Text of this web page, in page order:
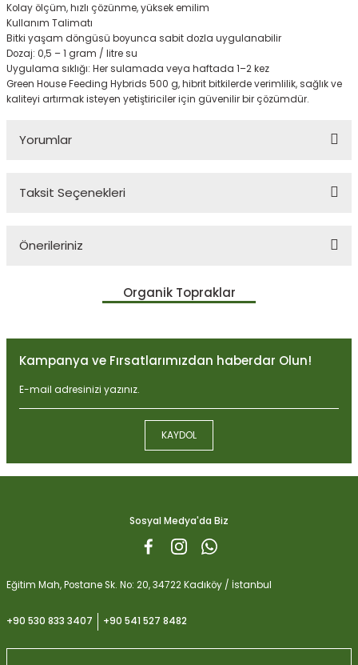
Kolay ölçüm, hızlı çözünme, yüksek emilim
Kullanım Talimatı
Bitki yaşam döngüsü boyunca sabit dozla uygulanabilir
Dozaj: 0,5 – 1 gram / litre su
Uygulama sıklığı: Her sulamada veya haftada 1–2 kez
Green House Feeding Hybrids 500 g, hibrit bitkilerde verimlilik, sağlık ve
kaliteyi artırmak isteyen yetiştiriciler için güvenilir bir çözümdür.
Yorumlar
Taksit Seçenekleri
Önerileriniz
Bu ürünün fiyat bilgisi, resim, ürün açıklamalarında ve diğer
konularda yetersiz gördüğünüz noktaları öneri formunu kullanarak
Ürün resmi kalitesiz, bozuk veya görüntülenemiyor.
Ürün açıklamasında eksik bilgiler bulunuyor.
Ürün bilgilerinde hatalar bulunuyor.
Ürün fiyatı diğer sitelerden daha pahalı.
Bu ürüne benzer farklı alternatifler olmalı.
Organik Topraklar
Kampanya ve Fırsatlarımızdan haberdar Olun!
KAYDOL
Sosyal Medya'da Biz
Eğitim Mah, Postane Sk. No: 20, 34722 Kadıköy / İstanbul
+90 530 833 3407 +90 541 527 8482